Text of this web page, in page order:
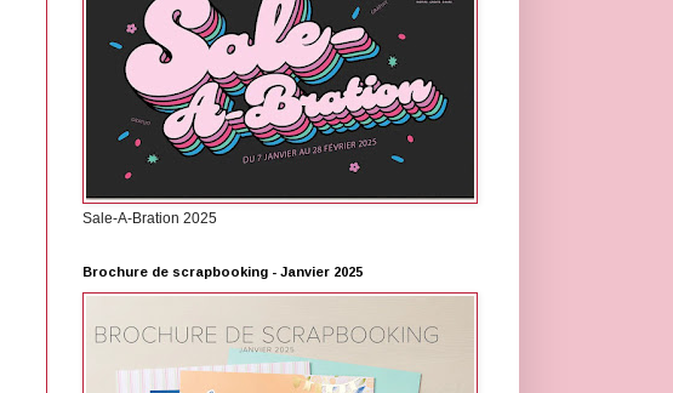
Sale-A-Bration 2025
Brochure de scrapbooking - Janvier 2025